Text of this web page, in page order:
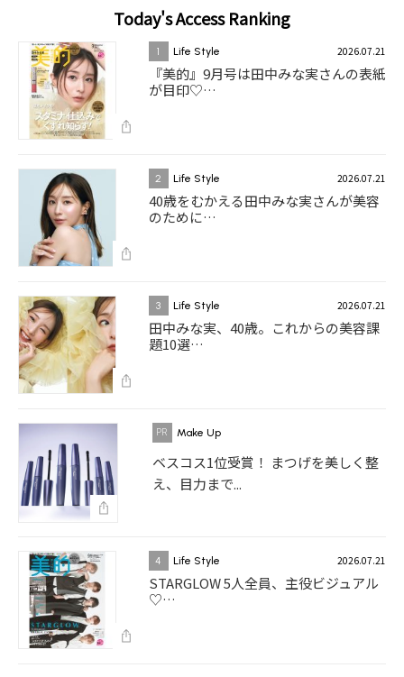
Today's Access Ranking
1 Life Style 2026.07.21
『美的』9月号は田中みな実さんの表紙
が目印♡…
2 Life Style 2026.07.21
40歳をむかえる田中みな実さんが美容
のために…
3 Life Style 2026.07.21
田中みな実、40歳。これからの美容課
題10選…
Make Up
ベスコス1位受賞！ まつげを美しく整
え、目力まで...
4 Life Style 2026.07.21
STARGLOW 5人全員、主役ビジュアル
♡…